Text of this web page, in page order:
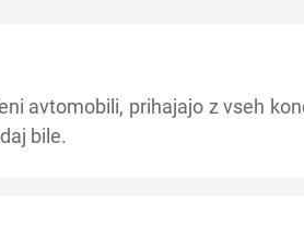
avtomobili, prihajajo z vseh
bile.